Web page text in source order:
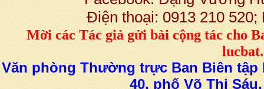
Điện thoại: 0913 210
Mời các Tác giả gửi bàicộng tác cho
Văn phòng Thường trực Ban Biên tập
40, phố Võ Thị